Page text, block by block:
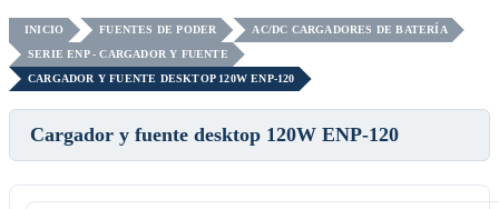
INICIO FUENTES DE PODER
AC/DC CARGADORES DE BATERÍA
SERIE ENP - CARGADOR Y FUENTE
CARGADOR Y FUENTE DESKTOP 120W ENP-120
Cargador y fuente desktop 120W ENP-120